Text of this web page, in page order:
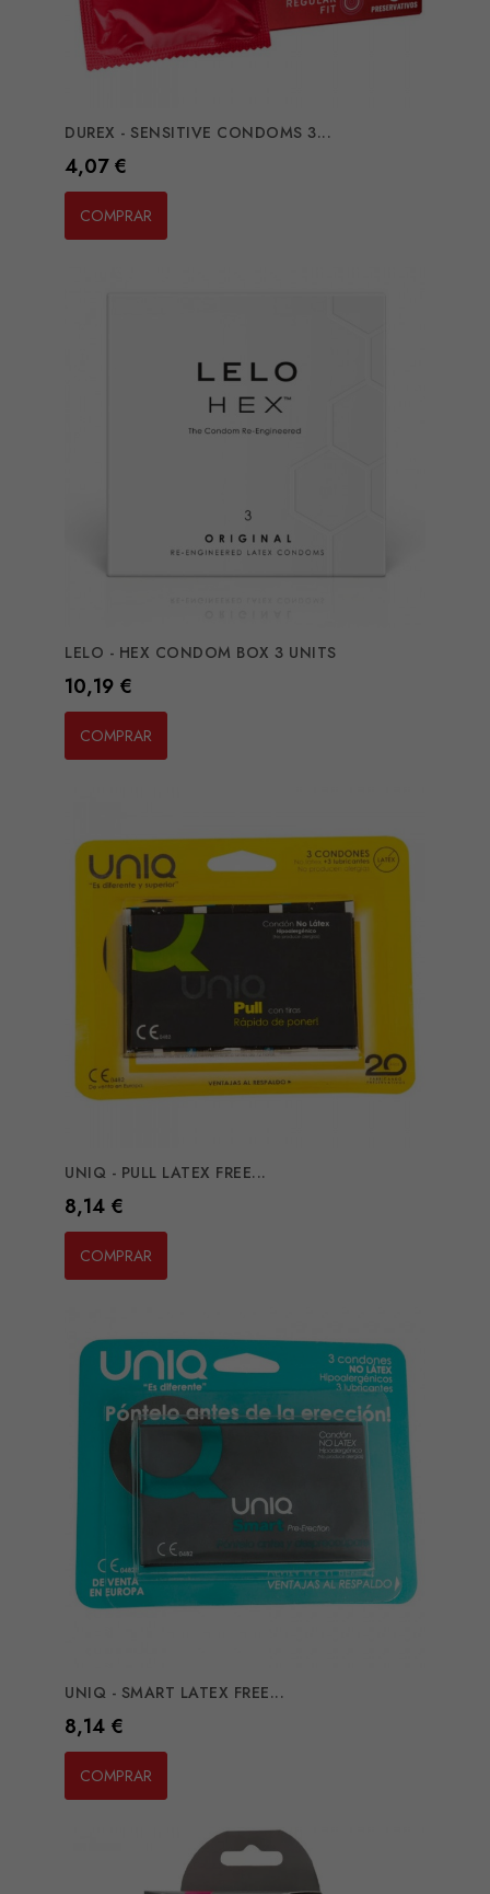
DUREX - SENSITIVE CONDOMS 3...
Preço
4,07 €
COMPRAR
LELO - HEX CONDOM BOX 3 UNITS
Preço
10,19 €
COMPRAR
UNIQ - PULL LATEX FREE...
Preço
8,14 €
COMPRAR
UNIQ - SMART LATEX FREE...
Preço
8,14 €
COMPRAR